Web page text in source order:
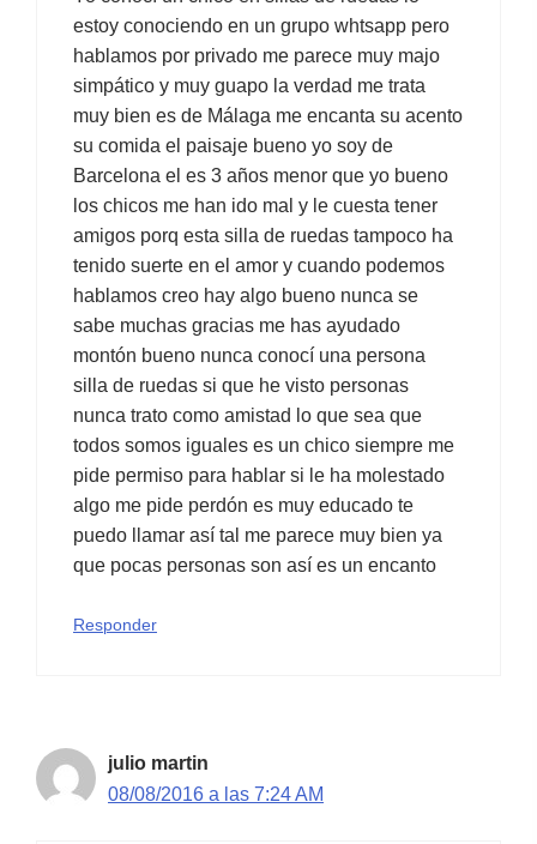
estoy conociendo en un grupo whtsapp pero
hablamos por privado me parece muy majo
simpático y muy guapo la verdad me trata
muy bien es de Málaga me encanta su acento
su comida el paisaje bueno yo soy de
Barcelona el es 3 años menor que yo bueno
los chicos me han ido mal y le cuesta tener
amigos porq esta silla de ruedas tampoco ha
tenido suerte en el amor y cuando podemos
hablamos creo hay algo bueno nunca se
sabe muchas gracias me has ayudado
montón bueno nunca conocí una persona
silla de ruedas si que he visto personas
nunca trato como amistad lo que sea que
todos somos iguales es un chico siempre me
pide permiso para hablar si le ha molestado
algo me pide perdón es muy educado te
puedo llamar así tal me parece muy bien ya
que pocas personas son así es un encanto
Responder
julio martin
08/08/2016 a las 7:24 AM